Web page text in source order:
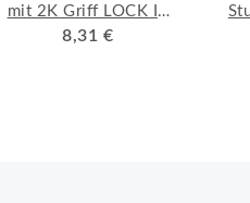
mit 2K Griff LOCK IT
25mm
8,31 €